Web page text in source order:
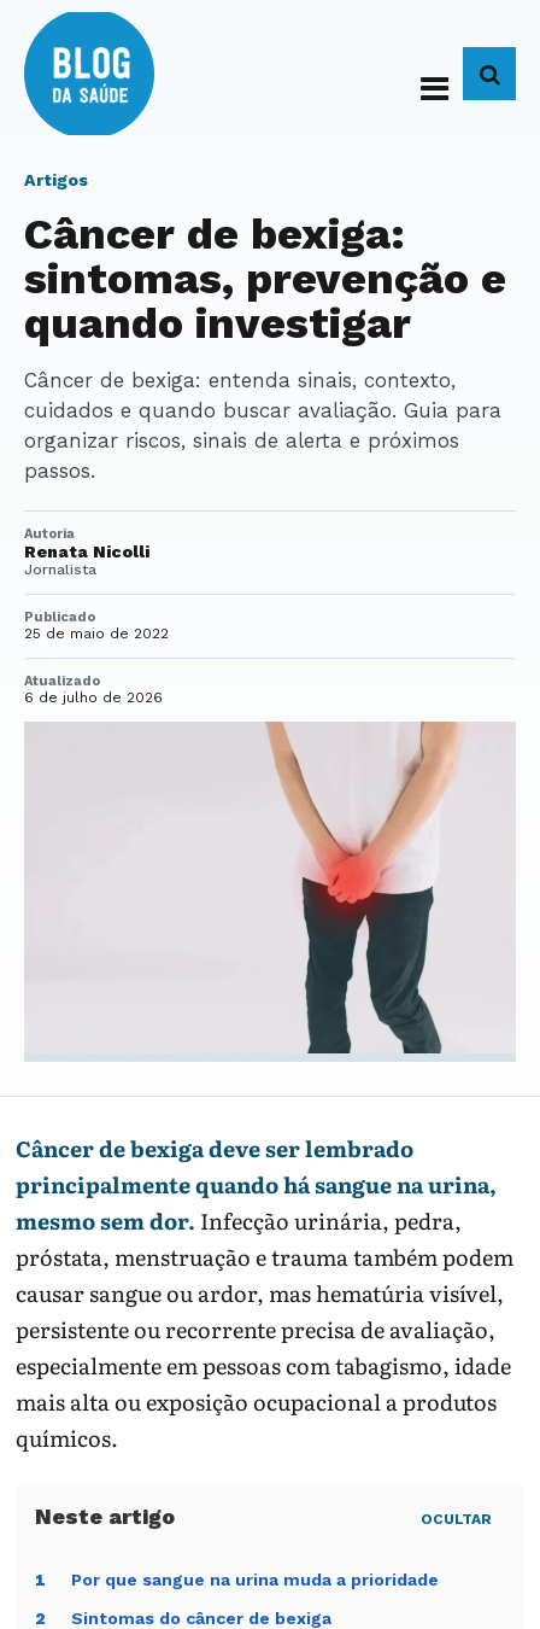
Artigos
Câncer de bexiga:
sintomas, prevenção e
quando investigar
Câncer de bexiga: entenda sinais, contexto,
cuidados e quando buscar avaliação. Guia para
organizar riscos, sinais de alerta e próximos
passos.
Autoria
Renata Nicolli
Jornalista
Publicado
25 de maio de 2022
Atualizado
6 de julho de 2026
Câncer de bexiga deve ser lembrado
principalmente quando há sangue na urina,
mesmo sem dor. Infecção urinária, pedra,
próstata, menstruação e trauma também podem
causar sangue ou ardor, mas hematúria visível,
persistente ou recorrente precisa de avaliação,
especialmente em pessoas com tabagismo, idade
mais alta ou exposição ocupacional a produtos
químicos.
OCULTAR
1 Por que sangue na urina muda a prioridade
2 Sintomas do câncer de bexiga